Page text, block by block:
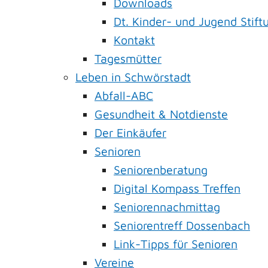
Dt. Kinder- und Jugend
Kontakt
Tagesmütter
Leben in Schwörstadt
Abfall-ABC
Gesundheit & Notdienste
Der Einkäufer
Senioren
Seniorenberatung
Digital Kompass Treffen
Seniorennachmittag
Seniorentreff Dossenbach
Link-Tipps für Senioren
Vereine